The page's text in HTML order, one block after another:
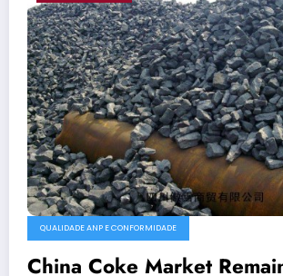
QUALIDADE ANP E CONFORMIDADE
China Coke Market